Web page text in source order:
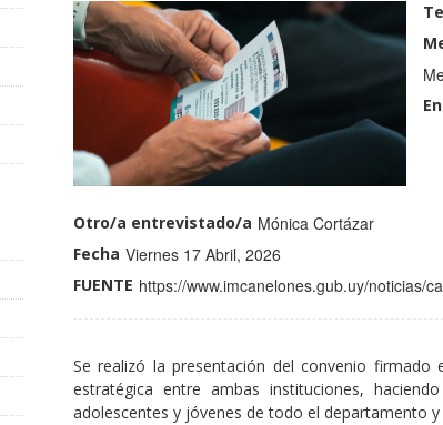
Medio
profiles
Apellido:
Otro/a entrevistado/a Mónica Cortázar
Fecha Viernes 17 Abril, 2026
FUENTE https://www.imcanelones.gub.uy/noticias/
Se realizó la presentación del convenio
estratégica entre ambas instituciones,
adolescentes y jóvenes de todo el departamento